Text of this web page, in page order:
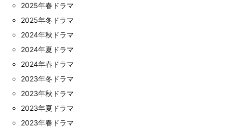
2025年春ドラマ
2025年冬ドラマ
2024年秋ドラマ
2024年夏ドラマ
2024年春ドラマ
2023年冬ドラマ
2023年秋ドラマ
2023年夏ドラマ
2023年春ドラマ